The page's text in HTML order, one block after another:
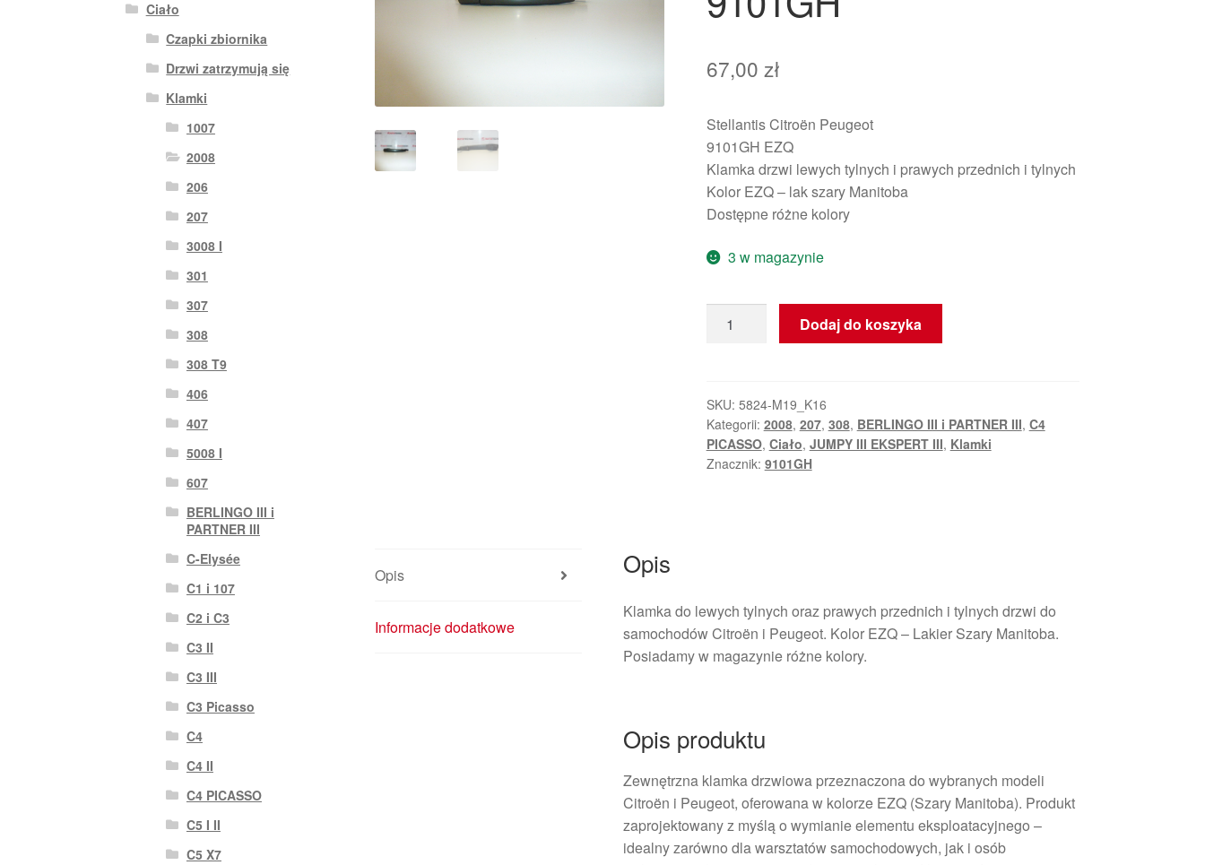
67,00 zł
Stellantis Citroën Peugeot
9101GH EZQ
Klamka drzwi lewych tylnych i prawych przednich i tylnych
Kolor EZQ – lak szary Manitoba
Dostępne różne kolory
3 w magazynie
Klamka
Peugeot
czarna
EZQ
9101GH
Dodaj do koszyka
SKU: 5824-M19_K16
Kategorii: 2008, 207, 308, BERLINGO III i PARTNER III, C4
PICASSO, Ciało, JUMPY III EKSPERT III, Klamki
Znacznik: 9101GH
Opis
Informacje dodatkowe
Opis
Klamka do lewych tylnych oraz prawych przednich i tylnych drzwi do
samochodów Citroën i Peugeot. Kolor EZQ – Lakier Szary Manitoba.
Posiadamy w magazynie różne kolory.
Opis produktu
Zewnętrzna klamka drzwiowa przeznaczona do wybranych modeli
Citroën i Peugeot, oferowana w kolorze EZQ (Szary Manitoba). Produkt
zaprojektowany z myślą o wymianie elementu eksploatacyjnego –
idealny zarówno dla warsztatów samochodowych, jak i osób
Ciało
Czapki zbiornika
Drzwi zatrzymują się
Klamki
1007
2008
206
207
3008 I
301
307
308
308 T9
406
407
5008 I
607
BERLINGO III i
PARTNER III
C-Elysée
C1 i 107
C2 i C3
C3 II
C3 III
C3 Picasso
C4
C4 II
C4 PICASSO
C5 I II
C5 X7